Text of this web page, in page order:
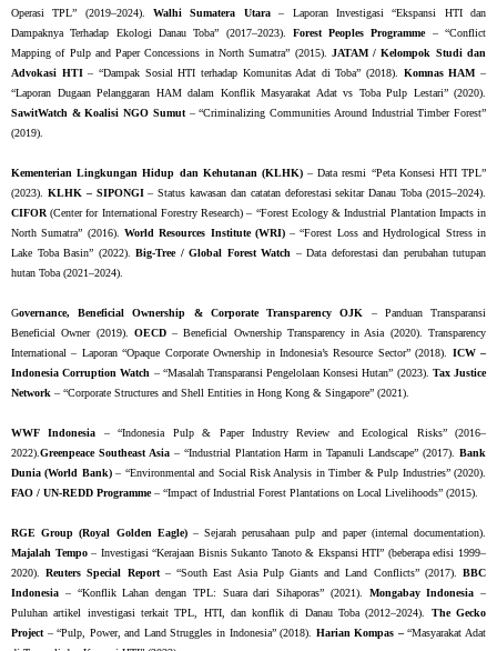
Operasi TPL” (2019–2024).Walhi Sumatera Utara– Laporan Investigasi “Ekspansi HTI dan
Dampaknya Terhadap Ekologi Danau Toba” (2017–2023). Forest Peoples Programme– “Conflict
Mapping of Pulp and Paper Concessions in North Sumatra” (2015). JATAM / Kelompok Studi dan
Advokasi HTI– “Dampak Sosial HTI terhadap Komunitas Adat di Toba” (2018). Komnas HAM –
“Laporan Dugaan Pelanggaran HAM dalam Konflik Masyarakat Adat vs Toba Pulp Lestari” (2020).
SawitWatch & Koalisi NGO Sumut– “Criminalizing Communities Around Industrial Timber Forest”
(2019).
Kementerian Lingkungan Hidup dan Kehutanan (KLHK)– Data resmi “Peta Konsesi HTI TPL”
(2023). KLHK – SIPONGI– Status kawasan dan catatan deforestasi sekitar Danau Toba (2015–2024).
CIFOR (Center for International Forestry Research) – “Forest Ecology & Industrial Plantation Impacts in
North Sumatra” (2016). World Resources Institute (WRI)– “Forest Loss and Hydrological Stress in
Lake Toba Basin” (2022). Big-Tree / Global Forest Watch – Data deforestasi dan perubahan tutupan
hutan Toba (2021–2024).
Governance, Beneficial Ownership & Corporate Transparency OJK – Panduan Transparansi
Beneficial Owner (2019). OECD– Beneficial Ownership Transparency in Asia (2020). Transparency
International – Laporan “Opaque Corporate Ownership in Indonesia’s Resource Sector” (2018). ICW –
Indonesia Corruption Watch – “Masalah Transparansi Pengelolaan Konsesi Hutan” (2023). Tax Justice
Network – “Corporate Structures and Shell Entities in Hong Kong & Singapore” (2021).
WWF Indonesia – “Indonesia Pulp & Paper Industry Review and Ecological Risks” (2016–
2022). Greenpeace Southeast Asia– “Industrial Plantation Harm in Tapanuli Landscape” (2017).Bank
Dunia (World Bank)– “Environmental and Social Risk Analysis in Timber & Pulp Industries” (2020).
FAO / UN-REDD Programme– “Impact of Industrial Forest Plantations on Local Livelihoods” (2015).
RGE Group (Royal Golden Eagle)– Sejarah perusahaan pulp and paper (internal documentation).
Majalah Tempo– Investigasi “Kerajaan Bisnis Sukanto Tanoto & Ekspansi HTI” (beberapa edisi 1999–
2020).Reuters Special Report– “South East Asia Pulp Giants and Land Conflicts” (2017).BBC
Indonesia – “Konflik Lahan dengan TPL: Suara dari Sihaporas” (2021). Mongabay Indonesia –
Puluhan artikel investigasi terkait TPL, HTI, dan konflik di Danau Toba (2012–2024). The Gecko
Project – “Pulp, Power, and Land Struggles in Indonesia” (2018). Harian Kompas –“Masyarakat Adat